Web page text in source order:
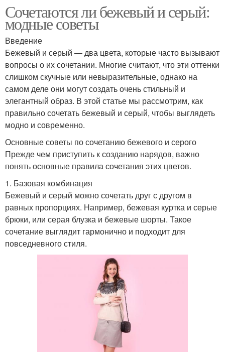
Сочетаются ли бежевый и серый:
модные советы
Введение
Бежевый и серый — два цвета, которые часто вызывают
вопросы о их сочетании. Многие считают, что эти оттенки
слишком скучные или невыразительные, однако на
самом деле они могут создать очень стильный и
элегантный образ. В этой статье мы рассмотрим, как
правильно сочетать бежевый и серый, чтобы выглядеть
модно и современно.
Основные советы по сочетанию бежевого и серого
Прежде чем приступить к созданию нарядов, важно
понять основные правила сочетания этих цветов.
1. Базовая комбинация
Бежевый и серый можно сочетать друг с другом в
равных пропорциях. Например, бежевая куртка и серые
брюки, или серая блузка и бежевые шорты. Такое
сочетание выглядит гармонично и подходит для
повседневного стиля.